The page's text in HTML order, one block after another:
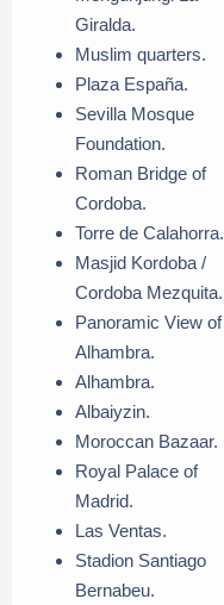
Giralda.
Muslim quarters.
Plaza España.
Sevilla Mosque
Foundation.
Roman Bridge of
Cordoba.
Torre de Calahorra.
Masjid Kordoba /
Cordoba Mezquita.
Panoramic View of
Alhambra.
Alhambra.
Albaiyzin.
Moroccan Bazaar.
Royal Palace of
Madrid.
Las Ventas.
Stadion Santiago
Bernabeu.